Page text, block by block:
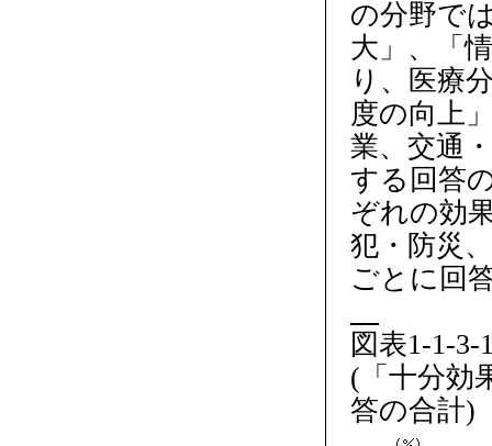
の分野で
大」、「
り、医療
度の向上
業、交通
する回答
ぞれの効
犯・防災
ごとに回
図表1-1-
(「十分効
答の合計)